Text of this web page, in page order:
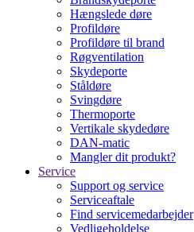
Hængslede døre
Profildøre
Profildøre til brand
Røgventilation
Skydeporte
Ståldøre
Svingdøre
Thermoporte
Vertikale skydedøre
DAN-matic
Mangler dit produkt?
Service
Support og service
Serviceaftale
Find servicemedarbejder
Vedligeholdelse